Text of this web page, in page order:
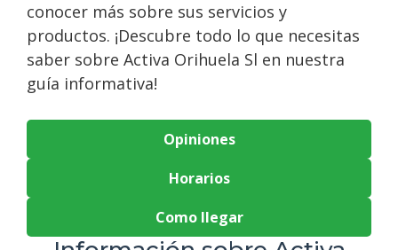
conocer más sobre sus servicios y
productos. ¡Descubre todo lo que necesitas
saber sobre Activa Orihuela Sl en nuestra
guía informativa!
Opiniones
Horarios
Como llegar